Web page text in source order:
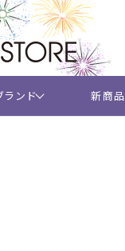
ランド 新商品